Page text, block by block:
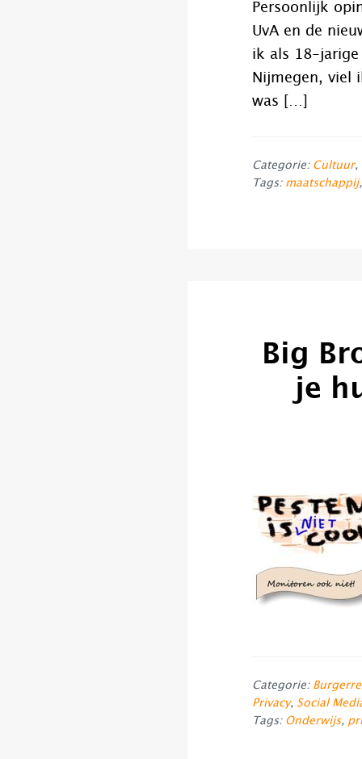
Persoonlijk
UvA en de
ik als 18-jarige
Nijmegen, viel
was […]
Categorie: Cultuur,
Tags: maatschappij
Big
je
Categorie:
Privacy, Social
Tags: Onderwijs,